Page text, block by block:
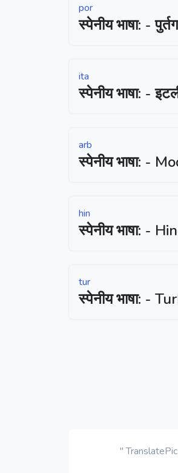
por
स्पेनीय भाषा: -
ita
स्पेनीय भाषा: -
arb
स्पेनीय भाषा: -
hin
स्पेनीय भाषा: -
tur
स्पेनीय भाषा: -
" TranslatePic